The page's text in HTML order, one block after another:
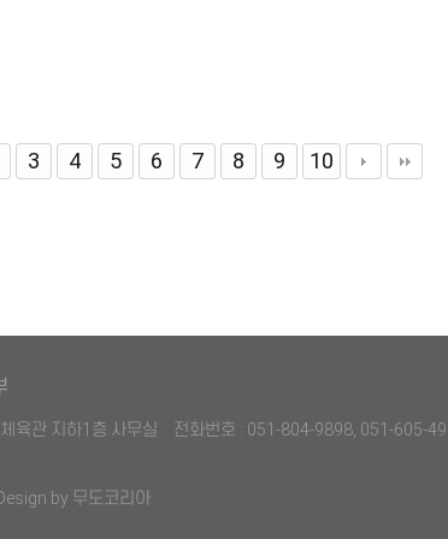
3 4 5 6 7 8 9 10
육관 지하1층 사무실
전화번호 : 051-804-9898, 051-605-
by 무도코리아